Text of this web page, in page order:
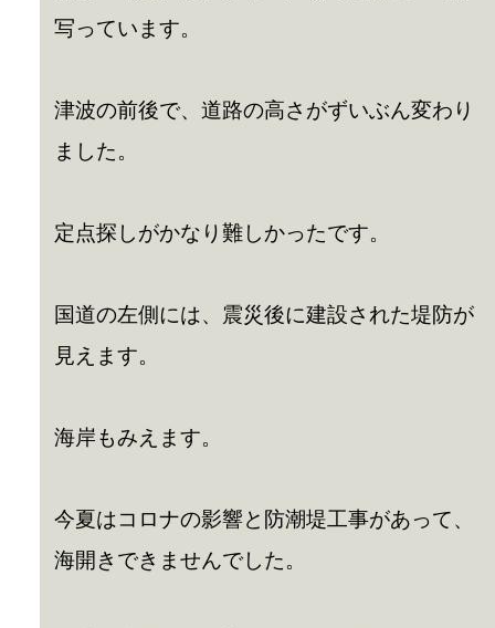
写っています。
津波の前後で、道路の高さがずいぶん変わり
ました。
定点探しがかなり難しかったです。
国道の左側には、震災後に建設された堤防が
見えます。
海岸もみえます。
今夏はコロナの影響と防潮堤工事があって、
海開きできませんでした。